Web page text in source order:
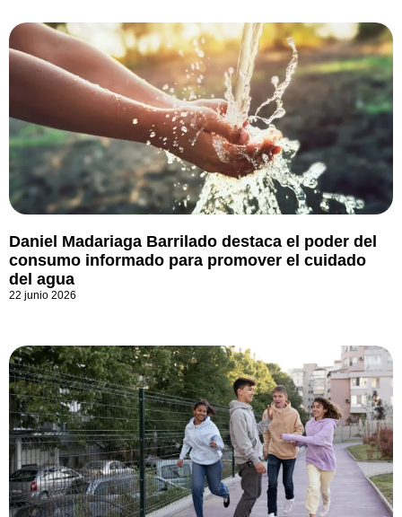
Daniel Madariaga Barrilado destaca el poder del
consumo informado para promover el cuidado
del agua
22 junio 2026